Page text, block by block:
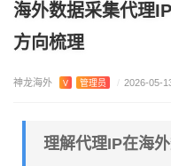
海外数据采集代理
方向梳理
神龙海外 V 管理员 / 2026-05-
理解代理IP在海